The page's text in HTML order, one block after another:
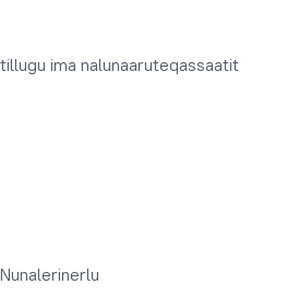
ima nalunaaruteqassaatit